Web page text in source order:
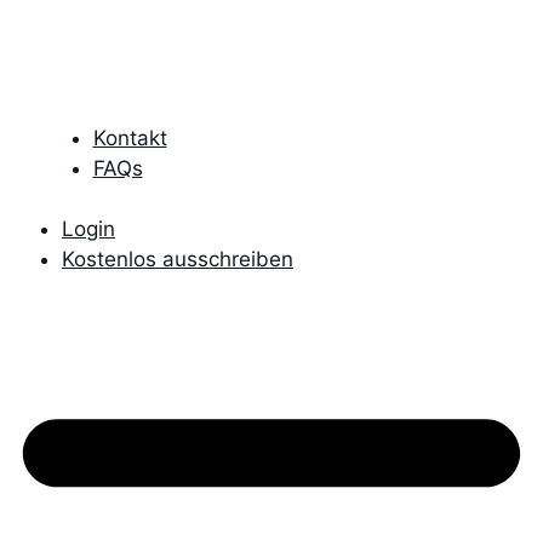
Kontakt
FAQs
Login
Kostenlos ausschreiben